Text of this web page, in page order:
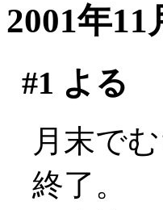
2001年11
#1 よる
月末で
終了。